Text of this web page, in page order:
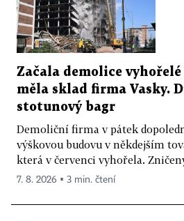
Začala demolice vyhořelé
měla sklad firma Vasky.
stotunový bagr
Demoliční firma v pátek
výškovou budovu v někdejším
která v červenci vyhořela.
7. 8. 2026 ▪ 3 min. čtení